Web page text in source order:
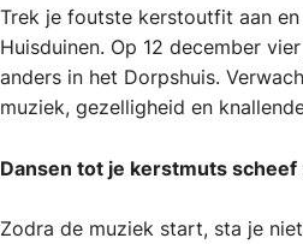
Trek je foutste kerstoutfit aan
Huisduinen. Op 12 december
anders in het Dorpshuis.
muziek, gezelligheid en
Dansen tot je kerstmuts scheef
Zodra de muziek start, sta je